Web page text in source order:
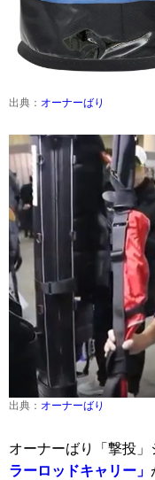
出典： オーナーばり
出典： オーナーばり
オーナーばり「撃投
ラーロッドキャリー」